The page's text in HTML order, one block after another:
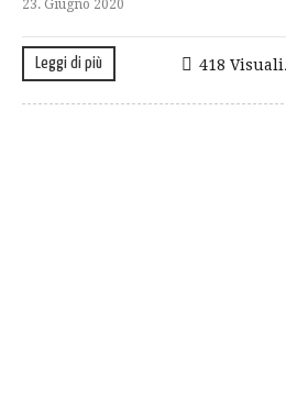
23. Giugno 2020
Leggi di più 418